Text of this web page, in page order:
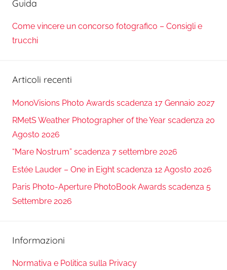
Guida
Come vincere un concorso fotografico – Consigli e
trucchi
Articoli recenti
MonoVisions Photo Awards scadenza 17 Gennaio 2027
RMetS Weather Photographer of the Year scadenza 20
Agosto 2026
“Mare Nostrum” scadenza 7 settembre 2026
Estée Lauder – One in Eight scadenza 12 Agosto 2026
Paris Photo-Aperture PhotoBook Awards scadenza 5
Settembre 2026
Informazioni
Normativa e Politica sulla Privacy